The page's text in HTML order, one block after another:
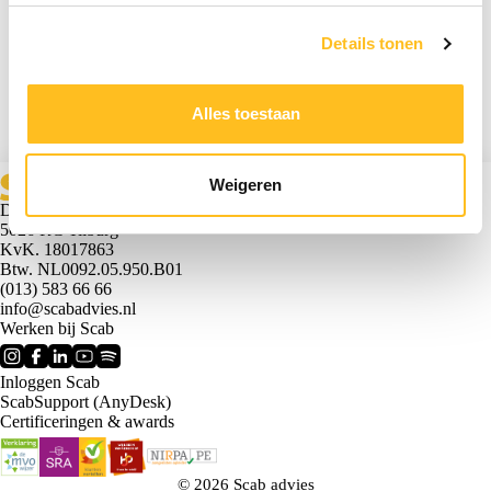
Details tonen
Alles toestaan
Weigeren
Je verrekent dit met de nieuwe jaarfactuur, óf,
Scab stort het bedrag terug op je rekening als verrekenen niet kan.
Verrekening van de jaarfactuur
Geen mutaties?
Hoe zit het met week 53?
Dr. Hub van Doorneweg 161
5026 RC Tilburg
KvK. 18017863
Btw. NL0092.05.950.B01
(013) 583 66 66
info@scabadvies.nl
Werken bij Scab
Inloggen Scab
ScabSupport (AnyDesk)
Certificeringen & awards
© 2026 Scab advies